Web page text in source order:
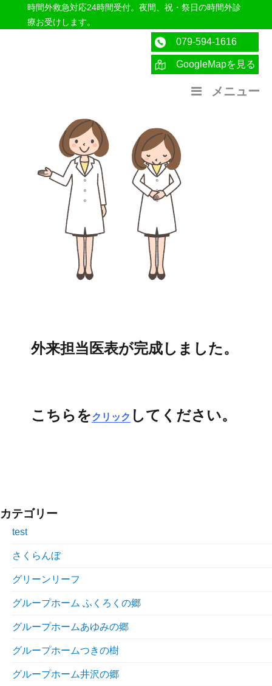
時間外救急対応24時間受付。夜間、祝・祭日の時間外診
療お受けします。
医療法人社団紀洋会 公式サイト
079-594-1616
GoogleMapを見る
メニュー
外来担当医表が完成しました。
こちらをクリック してください。
カテゴリー
test
さくらんぼ
グリーンリーフ
グループホーム ふくろくの郷
グループホームあゆみの郷
グループホームつきの樹
グループホーム井沢の郷